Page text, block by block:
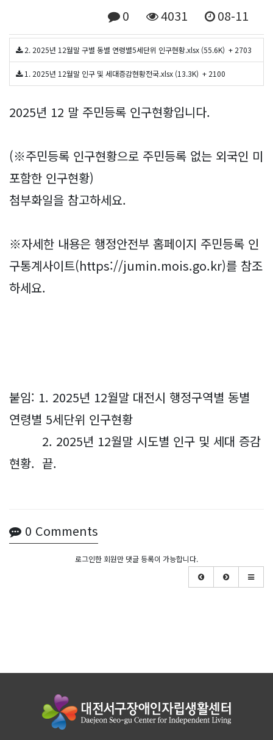
0 4031 08-11
2. 2025년 12월말 구별 동별 연령별5세단위 인구현황.xlsx (55.6K) + 2703
1. 2025년 12월말 인구 및 세대증감현황전국.xlsx (13.3K) + 2100
2025년 12 말 주민등록 인구현황입니다.
(※주민등록 인구현황으로 주민등록 없는 외국인 미
포함한 인구현황)
첨부화일을 참고하세요.
※자세한 내용은 행정안전부 홈페이지 주민등록 인
구통계사이트(https://jumin.mois.go.kr)를 참조
하세요.
붙임: 1. 2025년 12월말 대전시 행정구역별 동별
연령별 5세단위 인구현황
2. 2025년 12월말 시도별 인구 및 세대 증감
현황. 끝.
0 Comments
로그인한 회원만 댓글 등록이 가능합니다.